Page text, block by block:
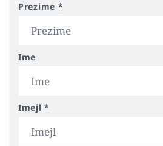
Prezime *
Ime
Imejl*